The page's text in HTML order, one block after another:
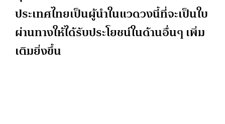
ประเทศไทยเป็นผู้นำในแวดวงนี้ที่จะเป็นใบ
ผ่านทางให้ได้รับประโยชน์ในด้านอื่นๆ เพิ่ม
เติมยิ่งขึ้น